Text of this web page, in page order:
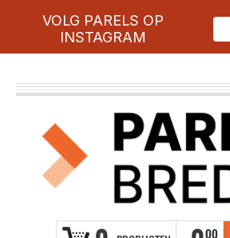
00
VOLG PARELS OP
INSTAGRAM